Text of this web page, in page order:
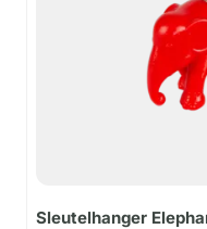
Sleutelhanger